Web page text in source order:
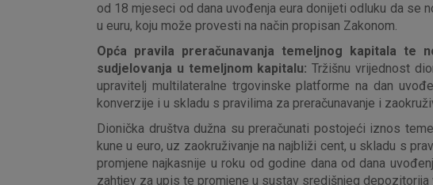
od 18 mjeseci od dana uvođenja eura donijeti odluku da se
u euru, koju može provesti na način propisan Zakonom.
Opća pravila preračunavanja temeljnog kapitala te
sudjelovanja u temeljnom kapitalu:Tržišnu vrijednost
upravitelj multilateralne trgovinske platforme na dan
konverzije i u skladu s pravilima za preračunavanje i
Dionička društva dužna su preračunati postojeći iznos
kune u euro, uz zaokruživanje na najbliži cent, u skladu s
promjene najkasnije u roku od godine dana od dana
zahtjev za upis te promjene u sustav središnjeg depozitorija
Prihvaćam upotrebu navedenih kolačića